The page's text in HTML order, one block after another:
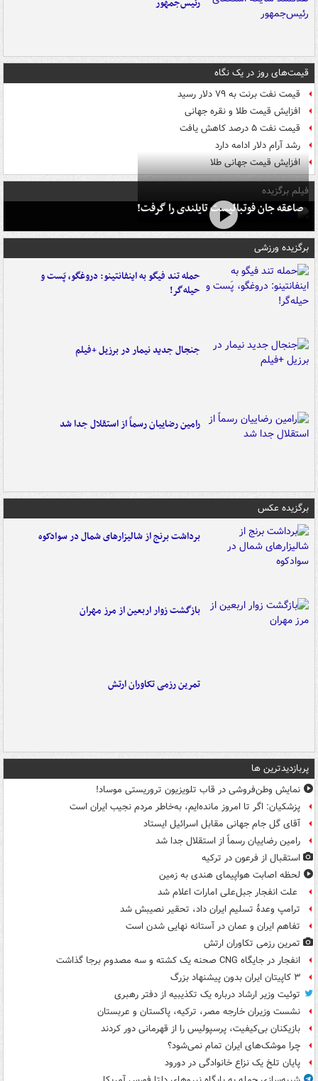
رئیس‌جمهور
قیمت‌های روز در یک نگاه
قیمت نفت برنت به ۷۹ دلار رسید
افزایش قیمت طلا و نقره جهانی
قیمت نفت ۵ درصد کاهش یافت
رشد آرام دلار ادامه دارد
افزایش قیمت جهانی طلا
فیلم برگزیده
صاعقه جان فوتبالیست تایلندی را گرفت!
برگزیده ورزشی
حمله تند فیگو به اینفانتینو: دروغگو، پَست‌ و
حیله‌گر!
جنجال جدید نیمار در برزیل +فیلم
رامین رضاییان رسماً از استقلال جدا شد
برگزیده عکس
برداشت برنج از شالیزارهای شمال در سوادکوه
بازگشت زوار اربعین از مرز مهران
تمرین رزمی تکاوران ارتش
پربازدیدترین ها
نمایش وطن‌فروشی در قاب تلویزیون تروریستی موساد!
پزشکیان: اگر تا امروز مانده‌ایم، به‌خاطر مردم نجیب ایران است
آقای گل جام جهانی مقابل اسرائیل ایستاد
رامین رضاییان رسماً از استقلال جدا شد
استقبال از فرعون در ترکیه
لحظه اصابت هواپیمای هندی به زمین
علت انفجار جبل‌علی امارات اعلام شد
ترامپ وعدۀ تسلیم ایران داد، تحقیر نصیبش شد
تفاهم ایران و عمان در آستانه نهایی شدن است
تمرین رزمی تکاوران ارتش
انفجار در جایگاه CNG صحنه یک کشته و سه مصدوم برجا گذاشت
۳ کاپیتان ایران بدون پیشنهاد بزرگ
توئیت وزیر ارشاد درباره یک تکذیبیه از دفتر رهبری
نشست وزیران خارجه مصر، ترکیه، پاکستان و عربستان
بازیکنان بی‌کیفیت، پرسپولیس را از قهرمانی دور کردند
چرا موشک‌های ایران تمام نمی‌شود؟
پایان تلخ یک نزاع خانوادگی در دورود